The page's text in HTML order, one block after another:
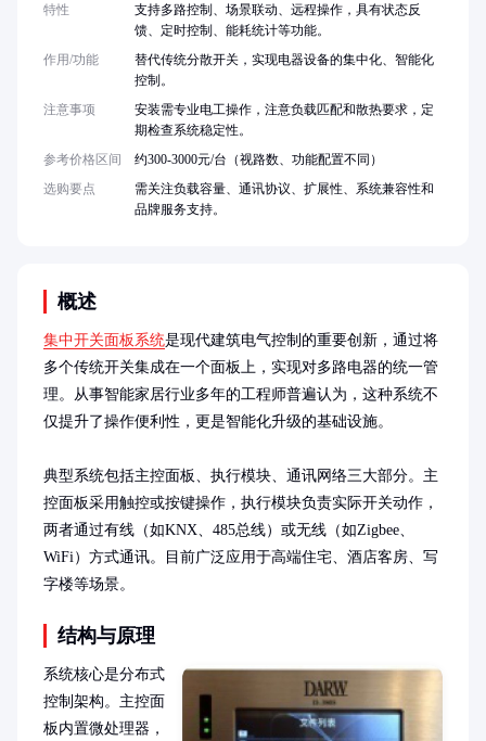
概述
集中开关面板系统是现代建筑电气控制的重要创新，通过将
多个传统开关集成在一个面板上，实现对多路电器的统一管
理。从事智能家居行业多年的工程师普遍认为，这种系统不
仅提升了操作便利性，更是智能化升级的基础设施。
典型系统包括主控面板、执行模块、通讯网络三大部分。主
控面板采用触控或按键操作，执行模块负责实际开关动作，
两者通过有线（如KNX、485总线）或无线（如Zigbee、
WiFi）方式通讯。目前广泛应用于高端住宅、酒店客房、写
字楼等场景。
结构与原理
系统核心是分布式
控制架构。主控面
板内置微处理器，
特性
支持多路控制、场景联动、远程操作，具有状态反
馈、定时控制、能耗统计等功能。
作用/功能
替代传统分散开关，实现电器设备的集中化、智能化
控制。
注意事项
安装需专业电工操作，注意负载匹配和散热要求，定
期检查系统稳定性。
参考价格区间
约300-3000元/台（视路数、功能配置不同）
选购要点
需关注负载容量、通讯协议、扩展性、系统兼容性和
品牌服务支持。